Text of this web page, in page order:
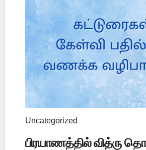
Uncategorized
பிரயாணத்தில் வித்ரு